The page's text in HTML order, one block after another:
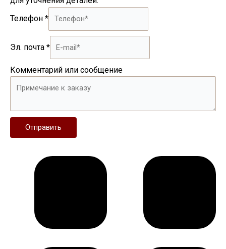
Телефон *
Эл. почта *
Комментарий или сообщение
Отправить